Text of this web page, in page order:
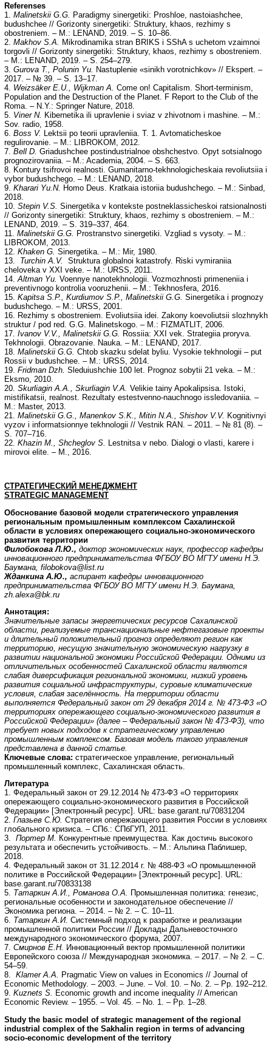
Referenses
1. Malinetskii G.G.
Paradigmy sinergetiki: Proshloe, nastoiashchee,
budushchee // Gorizonty sinergetiki: Struktury, khaos, rezhimy s
obostreniem. – M.: LENAND, 2019. – S. 10–86.
2. Makhov S.A.
Mikrodinamika stran BRIKS i SShA s uchetom vzaimnoi
torgovli // Gorizonty sinergetiki: Struktury, khaos, rezhimy s obostreniem.
– M.: LENAND, 2019. – S. 254–279.
3. Gurova T., Polunin Yu.
Nastuplenie «sinikh vorotnichkov» // Ekspert. –
2017. – № 39. – S. 13–17.
4. Weizsäker E.U., Wijkman A. Come on! Capitalism. Short-terminism,
Population and the Destruction of the Planet. F Report to the Club of the
Roma. – N.Y.: Springer Nature, 2018.
5. Viner N. Kibernetika ili upravlenie i sviaz v zhivotnom i mashine. – M.:
Sov. radio, 1958.
6. Boss V.
Lektsii po teorii upravleniia. T. 1. Avtomaticheskoe
regulirovanie. – M.: LIBROKOM, 2012.
7. Bell D. Griadushchee postindustrialnoe obshchestvo. Opyt sotsialnogo
prognozirovaniia. – M.: Academia, 2004. – S. 663.
8. Kontury tsifrovoi realnosti. Gumanitarno-tekhnologicheskaia revoliutsiia i
vybor budushchego. – M.: LENAND, 2018.
9. Kharari Yu.N. Homo Deus. Kratkaia istoriia budushchego. – M.: Sinbad,
2018.
10. Stepin V.S. Sinergetika v kontekste postneklassicheskoi ratsionalnosti
// Gorizonty sinergetiki: Struktury, khaos, rezhimy s obostreniem. – M.:
LENAND, 2019. – S. 319–337, 464.
11. Malinetskii G.G.
Prostranstvo sinergetiki. Vzgliad s vysoty. – M.:
LIBROKOM, 2013.
12. Khaken G. Sinergetika. – M.: Mir, 1980.
13. Turchin A.V.
Struktura globalnoi katastrofy. Riski vymiraniia
cheloveka v XXI veke. – M.: URSS, 2011.
14. Altman Yu. Voennye nanotekhnologii. Vozmozhnosti primeneniia i
preventivnogo kontrolia vooruzhenii. – M.: Tekhnosfera, 2016.
15. Kapitsa S.P., Kurdiumov S.P., Malinetskii G.G. Sinergetika i prognozy
budushchego. – M.: URSS, 2001.
16. Rezhimy s obostreniem. Evoliutsiia idei. Zakony koevoliutsii slozhnykh
struktur / pod red. G.G. Malinetskogo. – M.: FIZMATLIT, 2006.
17. Ivanov V.V., Malinetskii G.G.
Rossiia: XXI vek. Strategiia proryva.
Tekhnologii. Obrazovanie. Nauka. – M.: LENAND, 2017.
18. Malinetskii G.G. Chtob skazku sdelat byliu. Vysokie tekhnologii – put
Rossii v budushchee. – M.: URSS, 2014.
19. Fridman Dzh. Sleduiushchie 100 let. Prognoz sobytii 21 veka. – M.:
Eksmo, 2010.
20. Skurliagin A.A., Skurliagin V.A. Velikie tainy Apokalipsisa. Istoki,
mistifikatsii, realnost. Rezultaty estestvenno-nauchnogo issledovaniia. –
M.: Master, 2013.
21. Malinetskii G.G., Manenkov S.K., Mitin N.A., Shishov V.V. Kognitivnyi
vyzov i informatsionnye tekhnologii // Vestnik RAN. – 2011. – № 81 (8). –
S. 707–716.
22. Khazin M., Shcheglov S.
Lestnitsa v nebo. Dialogi o vlasti, karere i
mirovoi elite. – M., 2016.
СТРАТЕГИЧЕСКИЙ МЕНЕДЖМЕНТ
STRATEGIC MANAGEMENT
Обоснование базовой модели стратегического управления
региональным промышленным комплексом Сахалинской
области в условиях опережающего социально-экономического
развития территории
Филобокова Л.Ю., доктор экономических наук, профессор кафедры
инновационного предпринимательства ФГБОУ ВО МГТУ имени Н.Э.
Баумана, filobokova@list.ru
Жданкина А.Ю., аспирант кафедры инновационного
предпринимательства ФГБОУ ВО МГТУ имени Н.Э. Баумана,
zh.alexa@bk.ru
Аннотация:
Значительные запасы энергетических ресурсов Сахалинской
области, реализуемые транснациональные нефтегазовые проекты
и длительный положительный прогноз определяют регион как
территорию, несущую значительную экономическую нагрузку в
развитии национальной экономики Российской Федерации. Одними из
отличительных особенностей Сахалинской области являются
слабая диверсификация региональной экономики, низкий уровень
развития социальной инфраструктуры, суровые климатические
условия, слабая заселённость. На территории области
выполняется Федеральный закон от 29 декабря 2014 г. № 473-ФЗ «О
территориях опережающего социально-экономического развития в
Российской Федерации» (далее – Федеральный закон № 473-ФЗ), что
требует новых подходов к стратегическому управлению
промышленным комплексом. Базовая модель такого управления
представлена в данной статье.
Ключевые слова: стратегическое управление, региональный
промышленный комплекс, Сахалинская область.
Литература
1. Федеральный закон от 29.12.2014 № 473-ФЗ «О территориях
опережающего социально-экономического развития в Российской
Федерации» [Электронный ресурс]. URL: base.garant.ru/70831204
2. Глазьев С.Ю. Стратегия опережающего развития России в условиях
глобального кризиса. – СПб.: СПбГУП, 2011.
3. Портер М. Конкурентные преимущества. Как достичь высокого
результата и обеспечить устойчивость. – М.: Альпина Паблишер,
2018.
4. Федеральный закон от 31.12.2014 г. № 488-ФЗ «О промышленной
политике в Российской Федерации» [Электронный ресурс]. URL:
base.garant.ru/70833138
5. Татаркин А.И., Романова О.А. Промышленная политика: генезис,
региональные особенности и законодательное обеспечение //
Экономика региона. – 2014. – № 2. – С. 10–11.
6. Татаркин А.И. Системный подход к разработке и реализации
промышленной политики России // Доклады Дальневосточного
международного экономического форума, 2007.
7. Смирнов Е.Н. Инновационный вектор промышленной политики
Европейского союза // Международная экономика. – 2017. – № 2. – С.
54–59.
8. Klamer A.A. Pragmatic View on values in Economics // Journal of
Economic Methodology. – 2003. – June. – Vol. 10. – No. 2. – Pp. 192–212.
9. Kuznets S. Economic growth and income inequality // American
Economic Review. – 1955. – Vol. 45. – No. 1. – Pp. 1–28.
Study the basic model of strategic management of the regional
industrial complex of the Sakhalin region in terms of advancing
socio-economic development of the territory